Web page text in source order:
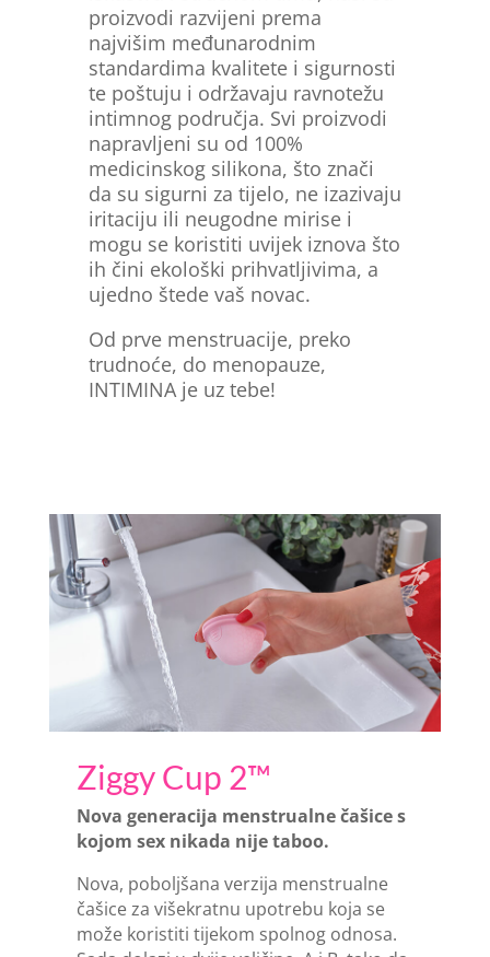
proizvodi razvijeni prema
najvišim međunarodnim
standardima kvalitete i sigurnosti
te poštuju i održavaju ravnotežu
intimnog područja. Svi proizvodi
napravljeni su od 100%
medicinskog silikona, što znači
da su sigurni za tijelo, ne izazivaju
iritaciju ili neugodne mirise i
mogu se koristiti uvijek iznova što
ih čini ekološki prihvatljivima, a
ujedno štede vaš novac.
Od prve menstruacije, preko
trudnoće, do menopauze,
INTIMINA je uz tebe!
Ziggy Cup 2™
Nova generacija menstrualne čašice s
kojom sex nikada nije taboo.
Nova, poboljšana verzija menstrualne
čašice za višekratnu upotrebu koja se
može koristiti tijekom spolnog odnosa.